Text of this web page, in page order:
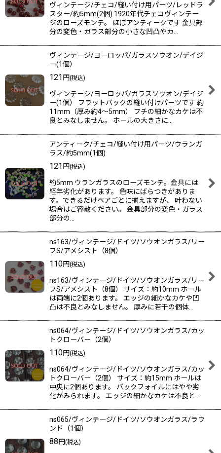
ヴィンテージ/チェコ/縫い付け用パーツ/レッドラ
スター/約5mm(2個) 1920年代チェコヴィンテー
ジのローズモンテ。 ほぼアンティークです 金具部
分の変色・ガラス部分の小さな凹凸やカ…
ヴィンテージ/ヨーロッパ/ガラスソウオン/デイジ
ー(1個）
121 円(税込)
ヴィンテージ/ヨーロッパ/ガラスソウオン/デイジ
ー(1個） フラットバックの縫い付けパーツです 約
11mm（厚み約4〜5mm） フチの細かなカケは不
良とみなしません。 ホールの大きさに…
アンティーク/チェコ/縫い付け用パーツ/ウランガ
ラス/約5mm(1個)
121 円(税込)
約5mm ウランガラスのローズモンテ。金具には
経年劣化があります。 色味にばらつきがありま
す。できるだけペアごとに揃えますが、 叶わない
場合はご容赦ください。 金具部分の変色・ガラス
部分の…
ns163/ヴィンテージ/ドイツ/ソウオンガラス/リー
フS/アメシスト（8個）
110円(税込)
ns163/ヴィンテージ/ドイツ/ソウオンガラス/リー
フS/アメシスト（8個） サイズ：約10mm ホール
は両端に2個あります。 エッジの細かなカケや凹
凸は不良とみなしません。 厚みに若干の個体…
ns064/ヴィンテージ/ドイツ/ソウオンガラス/カッ
トクローバー（2個）
110円(税込)
ns064/ヴィンテージ/ドイツ/ソウオンガラス/カッ
トクローバー（2個） サイズ：約15mm ホールは
中央に2個あります。 バックフォイルにはやや劣
化がみられます。 エッジの細かなカケは不良と…
ns065/ヴィンテージ/ドイツ/ソウオンガラス/ラウ
ンド（1個）
88円(税込)